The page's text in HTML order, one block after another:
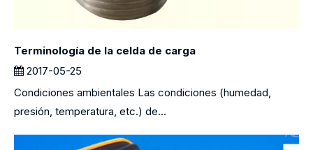
Terminología de la celda de carga
2017-05-25
Condiciones ambientales Las condiciones (humedad,
presión, temperatura, etc.) de...